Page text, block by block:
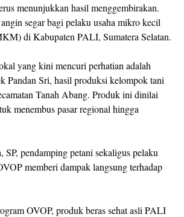
menunjukkan hasil menggembirakan.
segar bagi pelaku usaha mikro kecil
di Kabupaten PALI, Sumatera Selatan.
yang kini mencuri perhatian adalah
Pandan Sri, hasil produksi kelompok tani
Tanah Abang. Produk ini dinilai
menembus pasar regional hingga
pendamping petani sekaligus pelaku
memberi dampak langsung terhadap
OVOP, produk beras sehat asli PALI